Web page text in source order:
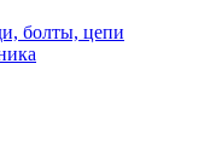
болты, цепи